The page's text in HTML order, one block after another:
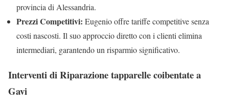
provincia di Alessandria.
Prezzi Competitivi: Eugenio offre tariffe competitive senza
costi nascosti. Il suo approccio diretto con i clienti elimina
intermediari, garantendo un risparmio significativo.
Interventi di Riparazione tapparelle coibentate a
Gavi